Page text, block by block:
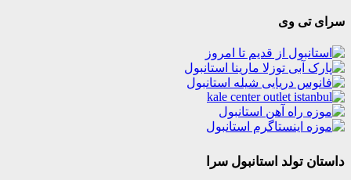
تی وی
تولد استانبول سرا